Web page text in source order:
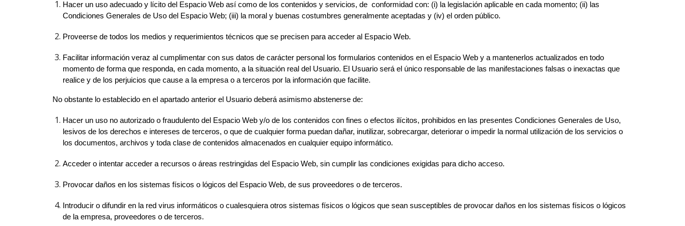
Hacer un uso adecuado y lícito del Espacio Web así como de los contenidos y servicios, de conformidad con: (i) la legislación aplicable en cada momento; (ii) las
Condiciones Generales de Uso del Espacio Web; (iii) la moral y buenas costumbres generalmente aceptadas y (iv) el orden público.
Proveerse de todos los medios y requerimientos técnicos que se precisen para acceder al Espacio Web.
Facilitar información veraz al cumplimentar con sus datos de carácter personal los formularios contenidos en el Espacio Web y a mantenerlos actualizados en todo
momento de forma que responda, en cada momento, a la situación real del Usuario. El Usuario será el único responsable de las manifestaciones falsas o inexactas que
realice y de los perjuicios que cause a la empresa o a terceros por la información que facilite.
No obstante lo establecido en el apartado anterior el Usuario deberá asimismo abstenerse de:
Hacer un uso no autorizado o fraudulento del Espacio Web y/o de los contenidos con fines o efectos ilícitos, prohibidos en las presentes Condiciones Generales de Uso,
lesivos de los derechos e intereses de terceros, o que de cualquier forma puedan dañar, inutilizar, sobrecargar, deteriorar o impedir la normal utilización de los servicios o
los documentos, archivos y toda clase de contenidos almacenados en cualquier equipo informático.
Acceder o intentar acceder a recursos o áreas restringidas del Espacio Web, sin cumplir las condiciones exigidas para dicho acceso.
Provocar daños en los sistemas físicos o lógicos del Espacio Web, de sus proveedores o de terceros.
Introducir o difundir en la red virus informáticos o cualesquiera otros sistemas físicos o lógicos que sean susceptibles de provocar daños en los sistemas físicos o lógicos
de la empresa, proveedores o de terceros.